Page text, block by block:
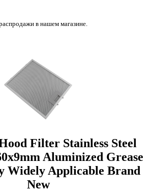
в нашем магазине.
Filter Stainless Steel
Aluminized Grease
Widely Applicable Brand
New